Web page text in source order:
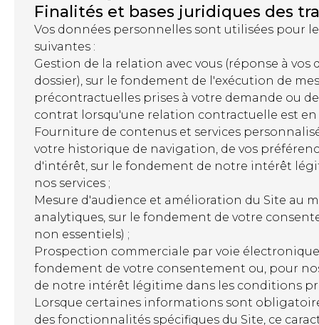
Finalités et bases juridiques des
Vos données personnelles sont utilisées pour
suivantes :
Gestion de la relation avec vous (réponse à vos
dossier), sur le fondement de l'exécution de
précontractuelles prises à votre demande ou
contrat lorsqu'une relation contractuelle est en
Fourniture de contenus et services
votre historique de navigation, de vos
d'intérêt, sur le fondement de notre intérêt
nos services ;
Mesure d'audience et amélioration du Site au
analytiques, sur le fondement de votre
non essentiels) ;
Prospection commerciale par voie
fondement de votre consentement ou, pour
de notre intérêt légitime dans les conditions
Lorsque certaines informations sont
des fonctionnalités spécifiques du Site, ce